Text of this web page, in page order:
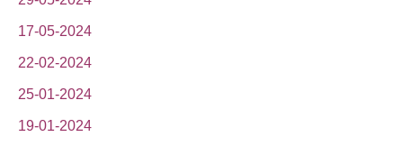
17-05-2024
22-02-2024
25-01-2024
19-01-2024